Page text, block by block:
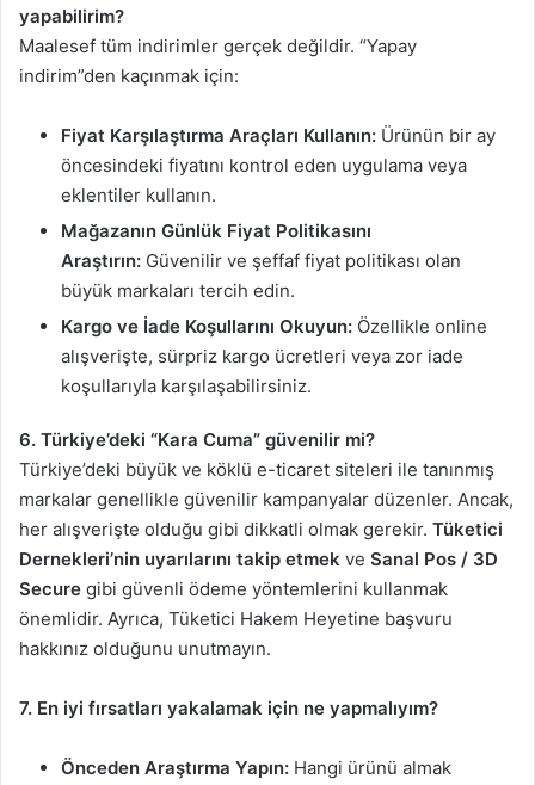
yapabilirim?
Maalesef tüm indirimler gerçek değildir. “Yapay
indirim”den kaçınmak için:
Fiyat Karşılaştırma Araçları Kullanın: Ürünün bir ay
öncesindeki fiyatını kontrol eden uygulama veya
eklentiler kullanın.
Mağazanın Günlük Fiyat Politikasını
Araştırın: Güvenilir ve şeffaf fiyat politikası olan
büyük markaları tercih edin.
Kargo ve İade Koşullarını Okuyun: Özellikle online
alışverişte, sürpriz kargo ücretleri veya zor iade
koşullarıyla karşılaşabilirsiniz.
6. Türkiye’deki “Kara Cuma” güvenilir mi?
Türkiye’deki büyük ve köklü e-ticaret siteleri ile tanınmış
markalar genellikle güvenilir kampanyalar düzenler. Ancak,
her alışverişte olduğu gibi dikkatli olmak gerekir. Tüketici
Dernekleri’nin uyarılarını takip etmek ve Sanal Pos / 3D
Secure gibi güvenli ödeme yöntemlerini kullanmak
önemlidir. Ayrıca, Tüketici Hakem Heyetine başvuru
hakkınız olduğunu unutmayın.
7. En iyi fırsatları yakalamak için ne yapmalıyım?
Önceden Araştırma Yapın: Hangi ürünü almak